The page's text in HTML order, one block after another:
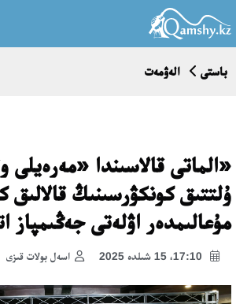
باستى الەۋمەت
«الماتى قالاسىندا «مەرەيلى
ۇلتتىق كونكۋرسىنىڭ
مۇعالىمدەر اۋلەتى جەڭىمپاز
اسەل بولات قىزى